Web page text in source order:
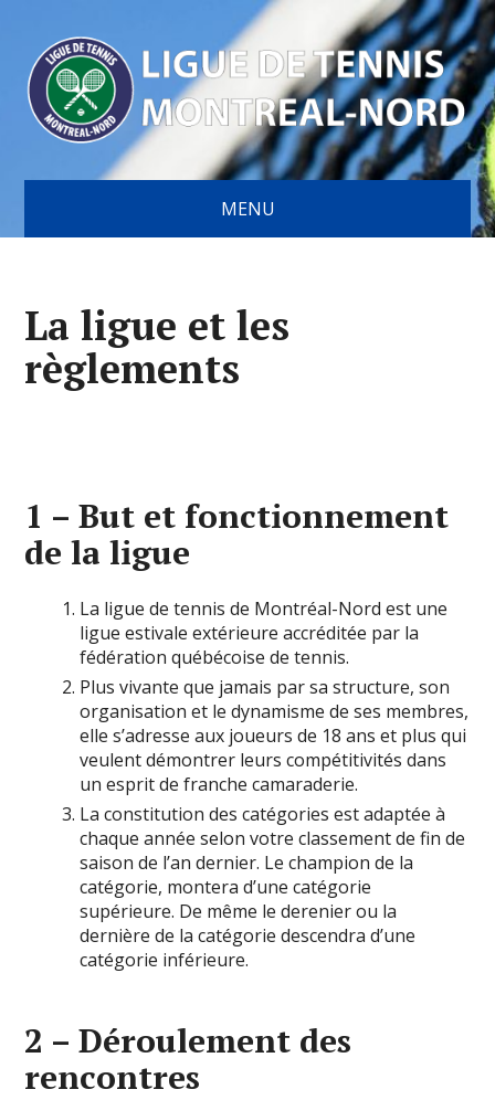
MENU
La ligue et les
règlements
1 – But et fonctionnement
de la ligue
La ligue de tennis de Montréal-Nord est une
ligue estivale extérieure accréditée par la
fédération québécoise de tennis.
Plus vivante que jamais par sa structure, son
organisation et le dynamisme de ses membres,
elle s’adresse aux joueurs de 18 ans et plus qui
veulent démontrer leurs compétitivités dans
un esprit de franche camaraderie.
La constitution des catégories est adaptée à
chaque année selon votre classement de fin de
saison de l’an dernier. Le champion de la
catégorie, montera d’une catégorie
supérieure. De même le derenier ou la
dernière de la catégorie descendra d’une
catégorie inférieure.
2 – Déroulement des
rencontres